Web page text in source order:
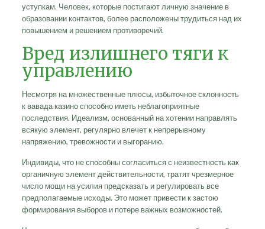
уступкам. Человек, которые постигают личную значение в
образовании контактов, более расположены трудиться над их
повышением и решением противоречий.
Вред излишнего тяги к
управлению
Несмотря на множественные плюсы, избыточное склонность
к вавада казино способно иметь неблагоприятные
последствия. Идеализм, основанный на хотении направлять
всякую элемент, регулярно влечет к непрерывному
напряжению, тревожности и выгоранию.
Индивиды, что не способны согласиться с неизвестность как
органичную элемент действительности, тратят чрезмерное
число мощи на усилия предсказать и регулировать все
предполагаемые исходы. Это может привести к застою
формирования выборов и потере важных возможностей.